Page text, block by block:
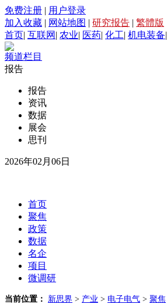
免费注册 | 用户登录
加入收藏 | 网站地图 | 研究报告 | 繁體版
首页| 互联网 | 农业| 医药| 化工| 机电装备|
频道栏目
报告
报告
资讯
数据
展会
思刊
2026年02月06日
首页
聚焦
政策
数据
名企
项目
微调研
当前位置： 新思界 > 产业 > 电子电气 > 聚焦